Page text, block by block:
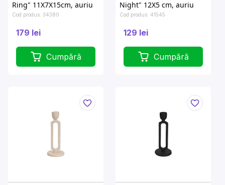
Ring" 11X7X15cm, auriu
Cod produs: 34380
179 lei
Cumpără
Night" 12X5 cm, auriu
Cod produs: 41545
129 lei
Cumpără